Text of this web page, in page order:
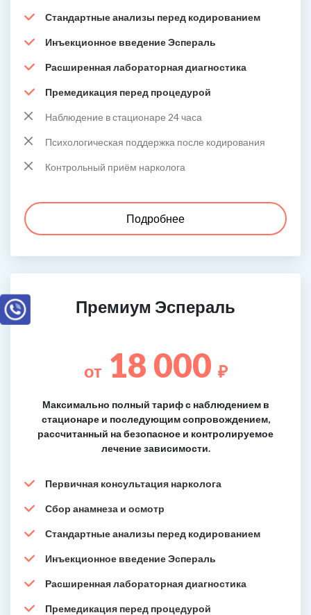
Стандартные анализы перед кодированием
Инъекционное введение Эспераль
Расширенная лабораторная диагностика
Премедикация перед процедурой
Наблюдение в стационаре 24 часа
Психологическая поддержка после кодирования
Контрольный приём нарколога
Подробнее
Премиум Эспераль
от 18 000 ₽
Максимально полный тариф с наблюдением в
стационаре и последующим сопровождением,
рассчитанный на безопасное и контролируемое
лечение зависимости.
Первичная консультация нарколога
Сбор анамнеза и осмотр
Стандартные анализы перед кодированием
Инъекционное введение Эспераль
Расширенная лабораторная диагностика
Премедикация перед процедурой